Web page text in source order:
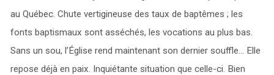
au Québec. Chute vertigineuse des taux de baptêmes ; les
fonts baptismaux sont asséchés, les vocations au plus bas.
Sans un sou, l’Église rend maintenant son dernier souffle… Elle
repose déjà en paix. Inquiétante situation que celle-ci. Bien